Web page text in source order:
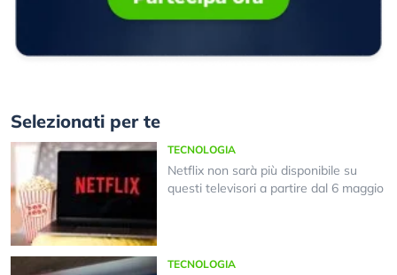
Selezionati per te
TECNOLOGIA
Netflix non sarà più disponibile su
questi televisori a partire dal 6 maggio
TECNOLOGIA